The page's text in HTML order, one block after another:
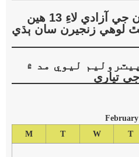
مورو سانحي جي اسيرن جي آزادي لاءِ 13 هين
هٿ لوهي زنجيرن سان ٻڌي
ليوي مد ۾
February
M
T W T